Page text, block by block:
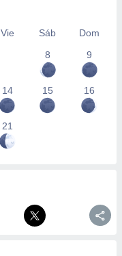
Vie Sáb
Dom
8
9
14 15 16
21